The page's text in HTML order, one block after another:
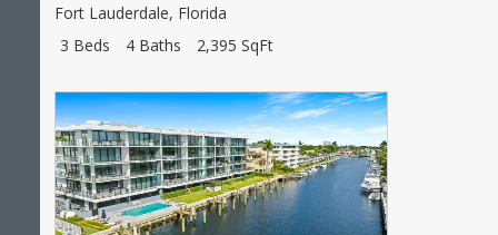
Fort Lauderdale, Florida
3 Beds
4 Baths 2,395 SqFt